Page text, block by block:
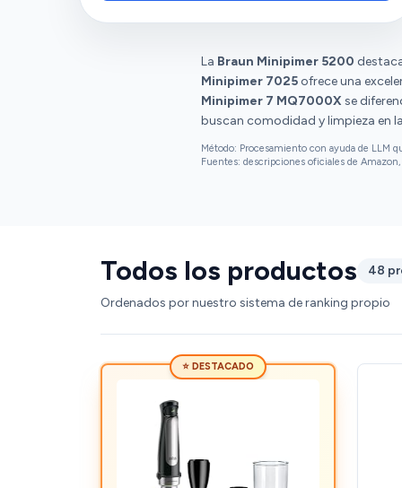
rompe con facilidad y que el motor se
opiniones diversas sobre la calidad del
material y el diseño.
La Braun Minipimer 5200
Minipimer 7025 ofrece una
Minipimer 7 MQ7000X se
buscan comodidad y limpieza en
Método: Procesamiento con ayuda de LLM
Fuentes: descripciones oficiales de
Todos los productos 48
Ordenados por nuestro sistema de ranking propio
⭐ DESTACADO